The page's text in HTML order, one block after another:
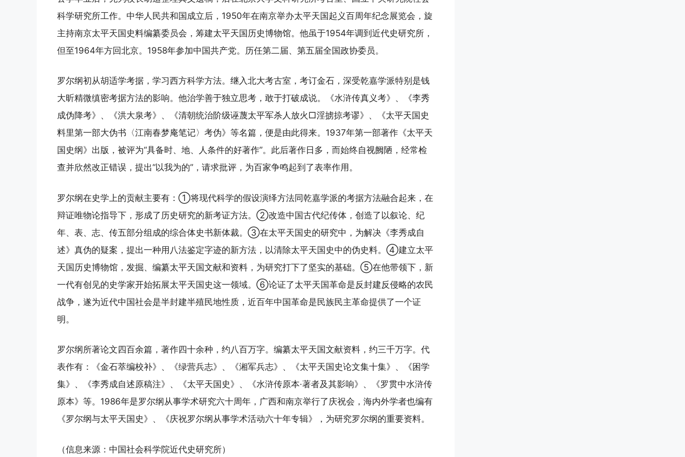
科学研究所工作。中华人民共和国成立后，1950年在南京举办太平天国起义百周年纪念展览会，旋
主持南京太平天国史料编纂委员会，筹建太平天国历史博物馆。他虽于1954年调到近代史研究所，
但至1964年方回北京。1958年参加中国共产党。历任第二届、第五届全国政协委员。
罗尔纲初从胡适学考据，学习西方科学方法。继入北大考古室，考订金石，深受乾嘉学派特别是钱
大昕精微缜密考据方法的影响。他治学善于独立思考，敢于打破成说。《水浒传真义考》、《李秀
成伪降考》、《洪大泉考》、《清朝统治阶级诬蔑太平军杀人放火□淫掳掠考谬》、《太平天国史
料里第一部大伪书〈江南春梦庵笔记〉考伪》等名篇，便是由此得来。1937年第一部著作《太平天
国史纲》出版，被评为“具备时、地、人条件的好著作”。此后著作日多，而始终自视阙陋，经常检
查并欣然改正错误，提出“以我为的”，请求批评，为百家争鸣起到了表率作用。
罗尔纲在史学上的贡献主要有：①将现代科学的假设演绎方法同乾嘉学派的考据方法融合起来，在
辩证唯物论指导下，形成了历史研究的新考证方法。②改造中国古代纪传体，创造了以叙论、纪
年、表、志、传五部分组成的综合体史书新体裁。③在太平天国史的研究中，为解决《李秀成自
述》真伪的疑案，提出一种用八法鉴定字迹的新方法，以清除太平天国史中的伪史料。④建立太平
天国历史博物馆，发掘、编纂太平天国文献和资料，为研究打下了坚实的基础。⑤在他带领下，新
一代有创见的史学家开始拓展太平天国史这一领域。⑥论证了太平天国革命是反封建反侵略的农民
战争，遂为近代中国社会是半封建半殖民地性质，近百年中国革命是民族民主革命提供了一个证
明。
罗尔纲所著论文四百余篇，著作四十余种，约八百万字。编纂太平天国文献资料，约三千万字。代
表作有：《金石萃编校补》、《绿营兵志》、《湘军兵志》、《太平天国史论文集十集》、《困学
集》、《李秀成自述原稿注》、《太平天国史》、《水浒传原本·著者及其影响》、《罗贯中水浒传
原本》等。1986年是罗尔纲从事学术研究六十周年，广西和南京举行了庆祝会，海内外学者也编有
《罗尔纲与太平天国史》、《庆祝罗尔纲从事学术活动六十年专辑》，为研究罗尔纲的重要资料。
（信息来源：中国社会科学院近代史研究所）